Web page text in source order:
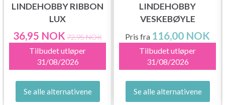
LINDEHOBBY RIBBON
LUX
36,95 NOK 72,95 NOK
Tilbudet utløper
31/08/2026
Se alle alternativene
LINDEHOBBY
VESKEBØYLE
Pris fra 116,00 NOK
Tilbudet utløper
31/08/2026
Se alle alternativene